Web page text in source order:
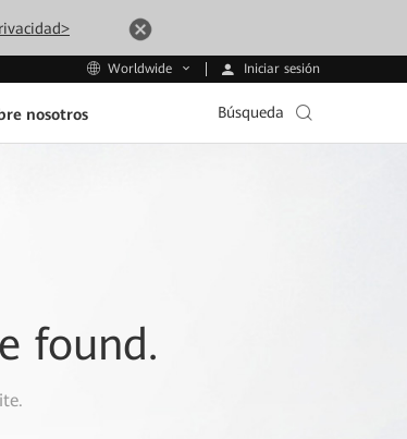
Worldwide Iniciar sesión
nosotros Búsqueda
found.